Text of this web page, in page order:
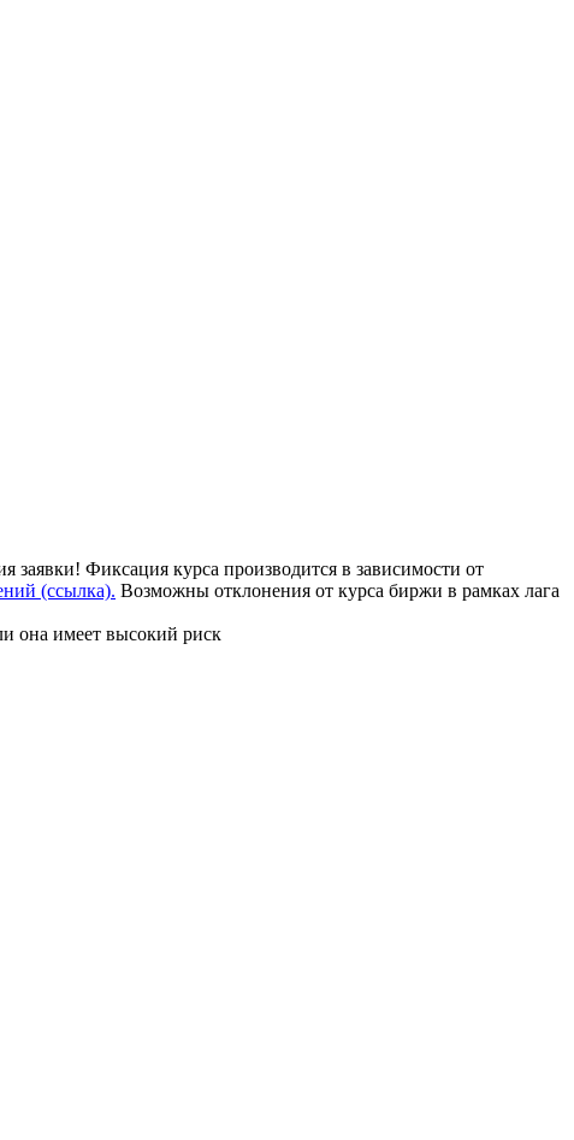
заявки! Фиксация курса производится в зависимости от
(ссылка). Возможны отклонения от курса биржи в рамках лага
она имеет высокий риск